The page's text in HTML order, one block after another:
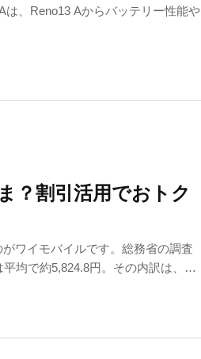
、Reno13 Aからバッテリー性能や
？割引活用でおトク
ワイモバイルです。総務省の調査
均で約5,824.8円。その内訳は、通